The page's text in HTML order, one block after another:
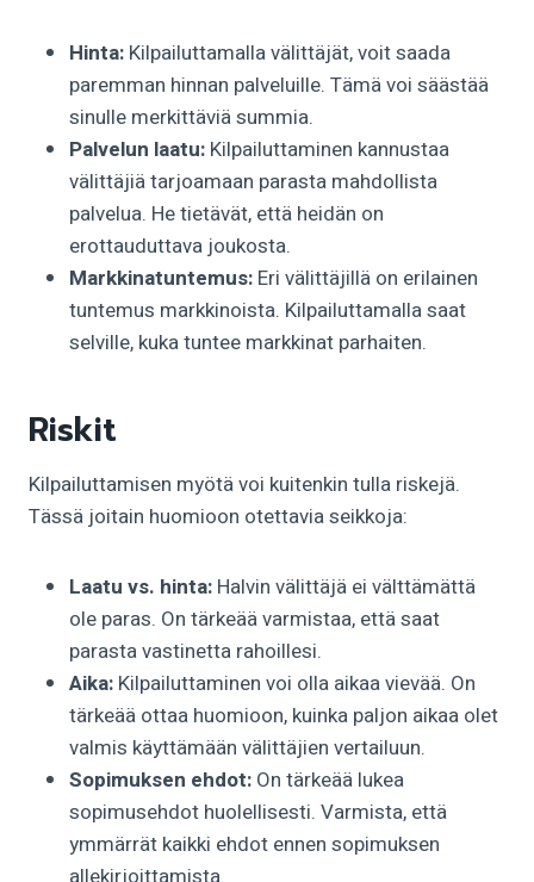
Hinta: Kilpailuttamalla välittäjät, voit saada
paremman hinnan palveluille. Tämä voi säästää
sinulle merkittäviä summia.
Palvelun laatu: Kilpailuttaminen kannustaa
välittäjiä tarjoamaan parasta mahdollista
palvelua. He tietävät, että heidän on
erottauduttava joukosta.
Markkinatuntemus: Eri välittäjillä on erilainen
tuntemus markkinoista. Kilpailuttamalla saat
selville, kuka tuntee markkinat parhaiten.
Riskit
Kilpailuttamisen myötä voi kuitenkin tulla riskejä.
Tässä joitain huomioon otettavia seikkoja:
Laatu vs. hinta: Halvin välittäjä ei välttämättä
ole paras. On tärkeää varmistaa, että saat
parasta vastinetta rahoillesi.
Aika: Kilpailuttaminen voi olla aikaa vievää. On
tärkeää ottaa huomioon, kuinka paljon aikaa olet
valmis käyttämään välittäjien vertailuun.
Sopimuksen ehdot: On tärkeää lukea
sopimusehdot huolellisesti. Varmista, että
ymmärrät kaikki ehdot ennen sopimuksen